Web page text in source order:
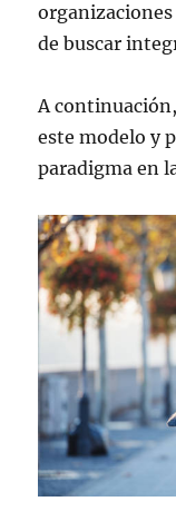
organizaciones
de buscar
A
este modelo y
paradigma en